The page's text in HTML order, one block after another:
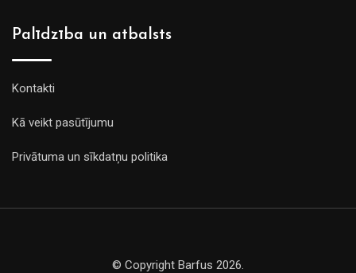
Palīdzība un atbalsts
Kontakti
Kā veikt pasūtījumu
Privātuma un sīkdatņu politika
© Copyright Barfus 2026.